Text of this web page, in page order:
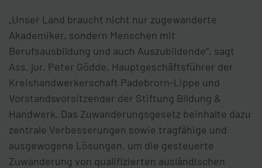
„Unser Land braucht nicht nur zugewanderte
Akademiker, sondern Menschen mit
Berufsausbildung und auch Auszubildende“, sagt
Ass. jur. Peter Gödde, Hauptgeschäftsführer der
Kreishandwerkerschaft Padebrorn-Lippe und
Vorstandsvorsitzender der Stiftung Bildung &
Handwerk. Das Zuwanderungsgesetz beinhalte dazu
zentrale Verbesserungen sowie tragfähige und
ausgewogene Lösungen, um die gesteuerte
Zuwanderung von qualifizierten ausländischen